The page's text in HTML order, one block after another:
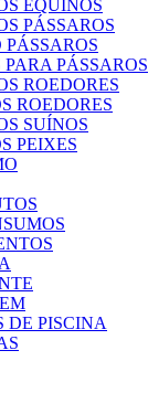
EQUINOS
PÁSSAROS
PARA PÁSSAROS
ROEDORES
ROEDORES
SUÍNOS
PEIXES
DE PISCINA